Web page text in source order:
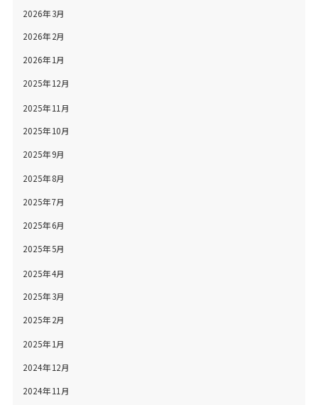
2026年3月
2026年2月
2026年1月
2025年12月
2025年11月
2025年10月
2025年9月
2025年8月
2025年7月
2025年6月
2025年5月
2025年4月
2025年3月
2025年2月
2025年1月
2024年12月
2024年11月